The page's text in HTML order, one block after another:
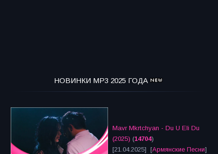
НОВИНКИ MP3 2025 ГОДА
Mavr Mkrtchyan - Du U Eli Du
(2025) (14704)
[21.04.2025] [Армянские Песни]